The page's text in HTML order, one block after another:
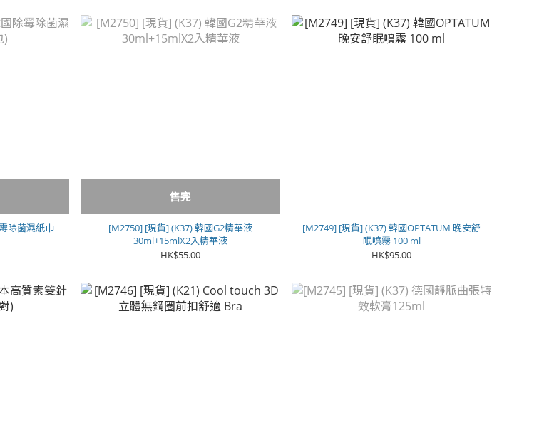
除菌濕紙巾
售完
[M2750] [現貨] (K37) 韓國G2精華液
30ml+15mlX2入精華液
HK$55.00
[M2749] [現貨] (K37) 韓國OPTATUM 晚安舒
眠噴霧 100 ml
HK$95.00